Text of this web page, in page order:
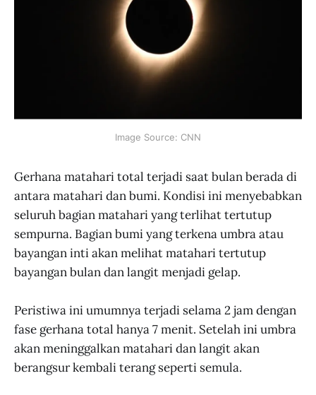
Image Source: CNN
Gerhana matahari total terjadi saat bulan berada di
antara matahari dan bumi. Kondisi ini menyebabkan
seluruh bagian matahari yang terlihat tertutup
sempurna. Bagian bumi yang terkena umbra atau
bayangan inti akan melihat matahari tertutup
bayangan bulan dan langit menjadi gelap.
Peristiwa ini umumnya terjadi selama 2 jam dengan
fase gerhana total hanya 7 menit. Setelah ini umbra
akan meninggalkan matahari dan langit akan
berangsur kembali terang seperti semula.